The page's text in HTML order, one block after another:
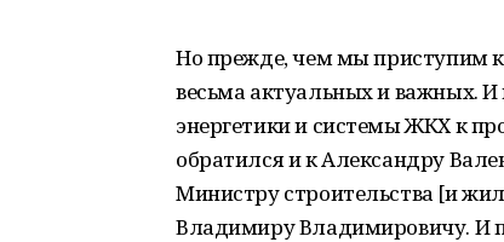
Но прежде, чем мы приступим к
весьма актуальных и важных. И
энергетики и системы ЖКХ к
обратился и к Александру
Министру строительства [и
Владимиру Владимировичу. И